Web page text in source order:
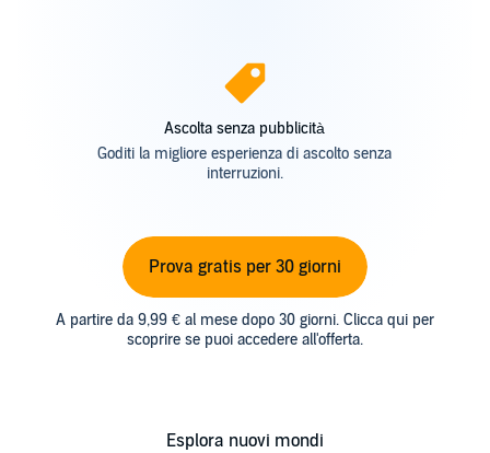
Ascolta senza pubblicità
Goditi la migliore esperienza di ascolto senza
interruzioni.
Prova gratis per 30 giorni
A partire da 9,99 € al mese dopo 30 giorni. Clicca qui per
scoprire se puoi accedere all'offerta.
Esplora nuovi mondi